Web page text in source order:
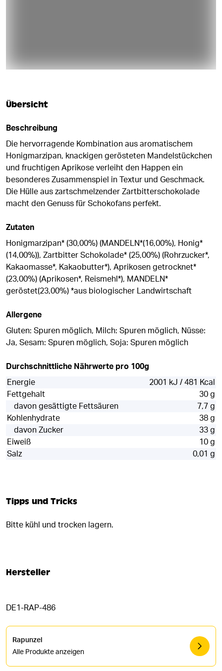
Übersicht
Beschreibung
Die hervorragende Kombination aus aromatischem
Honigmarzipan, knackigen gerösteten Mandelstückchen
und fruchtigen Aprikose verleiht den Happen ein
besonderes Zusammenspiel in Textur und Geschmack.
Die Hülle aus zartschmelzender Zartbitterschokolade
macht den Genuss für Schokofans perfekt.
Zutaten
Honigmarzipan* (30,00%) (MANDELN*(16,00%), Honig*
(14,00%)), Zartbitter Schokolade* (25,00%) (Rohrzucker*,
Kakaomasse*, Kakaobutter*), Aprikosen getrocknet*
(23,00%) (Aprikosen*, Reismehl*), MANDELN*
geröstet(23,00%) *aus biologischer Landwirtschaft
Allergene
Gluten: Spuren möglich, Milch: Spuren möglich, Nüsse:
Ja, Sesam: Spuren möglich, Soja: Spuren möglich
Durchschnittliche Nährwerte pro 100g
Energie
2001 kJ / 481 Kcal
Fettgehalt
30 g
davon gesättigte Fettsäuren
7,7 g
Kohlenhydrate
38 g
davon Zucker
33 g
Eiweiß
10 g
Salz
0,01 g
Tipps und Tricks
Bitte kühl und trocken lagern.
Hersteller
DE1-RAP-486
Rapunzel
Alle Produkte anzeigen